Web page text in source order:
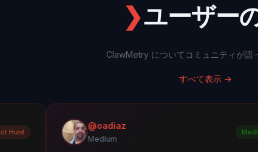
❯ユーザー
ClawMetry についてコミュニティが語
すべて表示→
@oadiaz